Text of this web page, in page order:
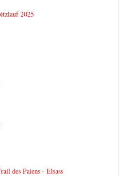
2025
des Paiens - Elsass